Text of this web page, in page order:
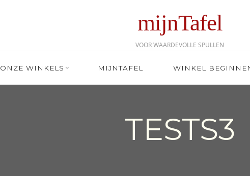
mijnTafel
VOOR WAARDEVOLLE SPULLEN
ONZE WINKELS MIJNTAFEL WINKEL
TESTS3